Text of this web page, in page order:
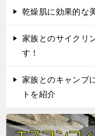
乾燥肌に効果的な
家族とのサイクリ
す！
家族とのキャンプ
トを紹介